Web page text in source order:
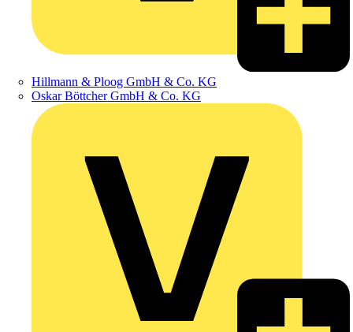
Hillmann & Ploog GmbH & Co. KG
Oskar Böttcher GmbH & Co. KG